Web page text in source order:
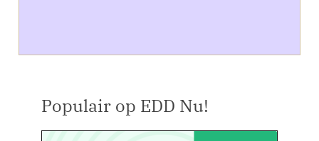
Populair op EDD Nu!